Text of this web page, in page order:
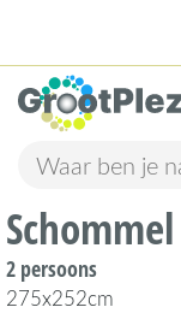
»13.945
2 persoons
275x252cm